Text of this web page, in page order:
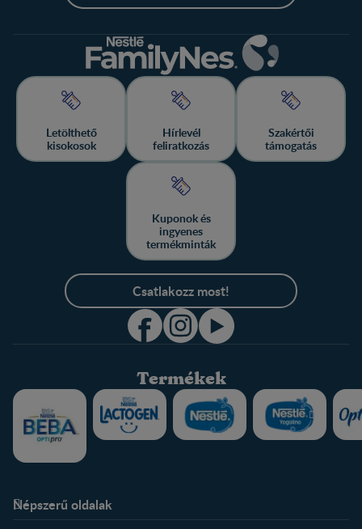
Letölthető
kisokosok
Hírlevél
feliratkozás
Szakértői
támogatás
Kuponok és
ingyenes
termékminták
Csatlakozz most!
Termékek
Népszerű oldalak